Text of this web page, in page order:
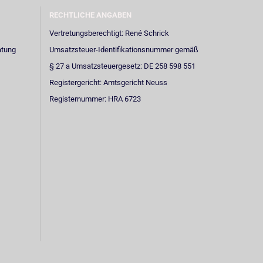
RECHTLICHE ANGABEN
Vertretungsberechtigt: René Schrick
Umsatzsteuer-Identifikationsnummer gemäß
§ 27 a Umsatzsteuergesetz: DE 258 598 551
Registergericht: Amtsgericht Neuss
Registernummer: HRA 6723